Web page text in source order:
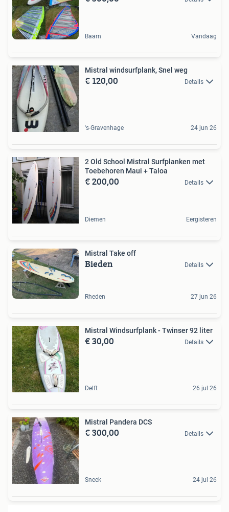
Baarn Vandaag
Mistral windsurfplank, Snel weg
€ 120,00 Details
's-Gravenhage 24 jun 26
2 Old School Mistral Surfplanken met
Toebehoren Maui + Taloa
€ 200,00 Details
Diemen Eergisteren
Mistral Take off
Bieden Details
Rheden 27 jun 26
Mistral Windsurfplank - Twinser 92 liter
€ 30,00 Details
Delft 26 jul 26
Mistral Pandera DCS
€ 300,00 Details
Sneek 24 jul 26